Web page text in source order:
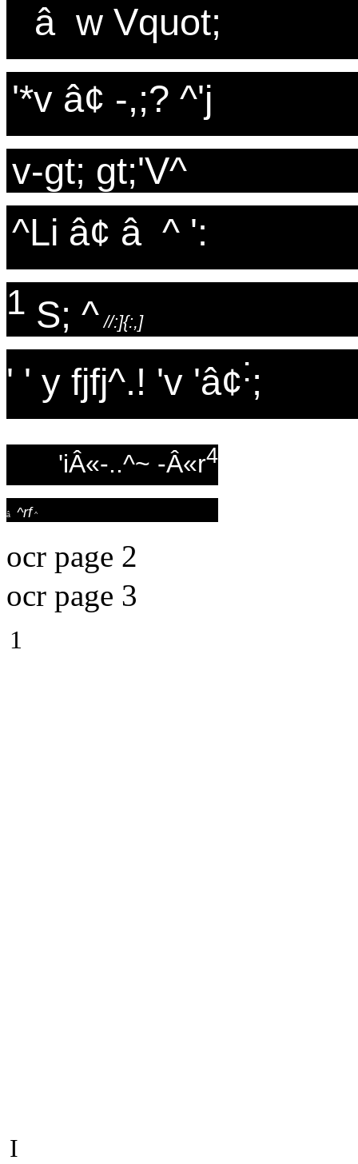
â w Vquot;
'*v â¢ -,;? ^'j
v-gt; gt;'V^
^Li â¢ â ^ ':
1 S; ^ //:]{:,]
' ' y fjfj^.! 'v 'â¢:;
'iÂ«-..^~ -Â«r4
â ^rf ^
ocr page 2
ocr page 3
1
I